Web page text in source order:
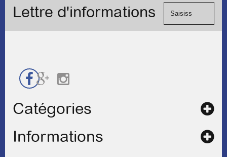
de
Lettre d'informations
Catégories
Informations